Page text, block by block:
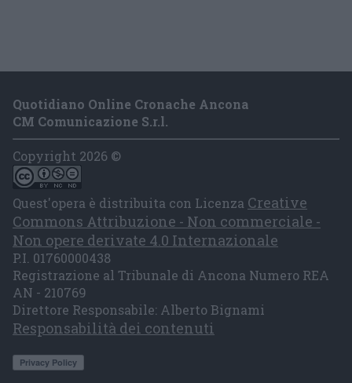
Quotidiano Online Cronache Ancona
CM Comunicazione S.r.l.
Copyright 2026 ©
Quest'opera è distribuita con Licenza Creative
Commons Attribuzione - Non commerciale -
Non opere derivate 4.0 Internazionale
P.I. 01760000438
Registrazione al Tribunale di Ancona Numero REA
AN - 210769
Direttore Responsabile: Alberto Bignami
Responsabilità dei contenuti